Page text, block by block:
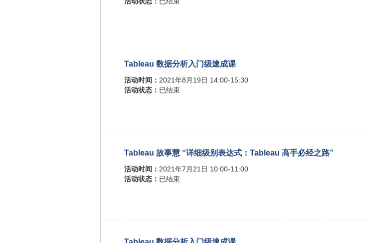
Tableau 数据分析入门级速成课
活动时间： 2021年8月19日 14:00-15:30
活动状态： 已结束
Tableau 故事慧 “详细级别表达式：Tableau 高手必经之路”
活动时间： 2021年7月21日 10:00-11:00
活动状态： 已结束